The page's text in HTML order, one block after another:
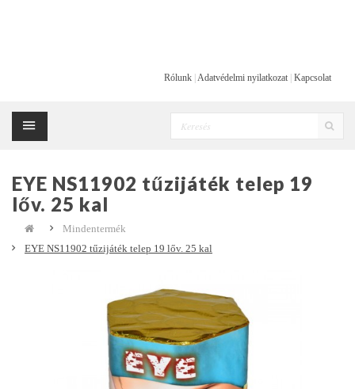
Rólunk Adatvédelmi nyilatkozat Kapcsolat
EYE NS11902 tűzijáték telep 19
lőv. 25 kal
Mindentermék
EYE NS11902 tűzijáték telep 19 lőv. 25 kal